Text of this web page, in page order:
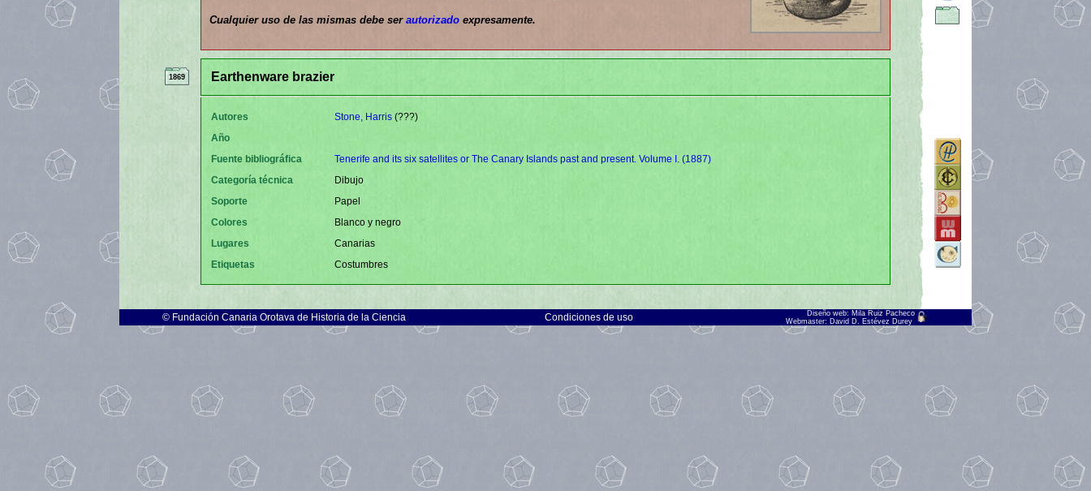
Cualquier uso de las mismas debe ser autorizado expresamente.
1869 Earthenware brazier
Autores Stone, Harris (???)
Año
Fuente bibliográfica
Tenerife and its six satellites or The Canary Islands past and present. Volume I. (1887)
Categoría técnica
Dibujo
Soporte
Papel
Colores
Blanco y negro
Lugares
Canarias
Etiquetas
Costumbres
© Fundación Canaria Orotava de Historia de la Ciencia Condiciones de uso
Diseño web: Mila Ruiz Pacheco
Webmaster: David D. Estévez Durey